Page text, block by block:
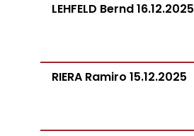
LEHFELD Bernd 16.12.2025
RIERA Ramiro 15.12.2025